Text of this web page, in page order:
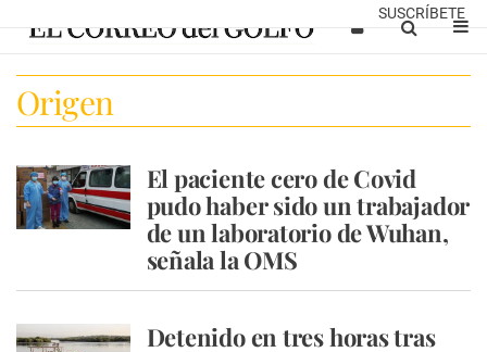
SUSCRÍBETE
Origen
El paciente cero de Covid
pudo haber sido un trabajador
de un laboratorio de Wuhan,
señala la OMS
Detenido en tres horas tras